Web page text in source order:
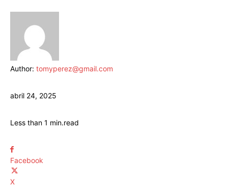
Author: tomyperez@gmail.com
abril 24, 2025
Less than 1 min.read
Facebook
X